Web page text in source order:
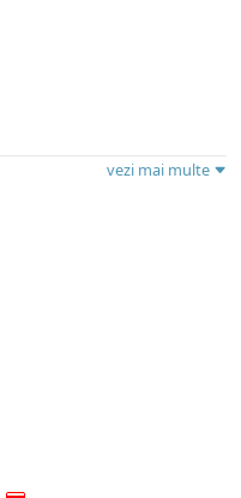
vezi mai multe